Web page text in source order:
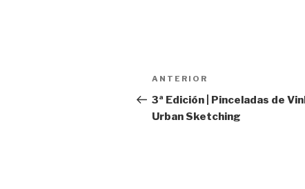
Navegación
de
entradas
Entrada
anterior:
ANTERIOR
3ª Edición | Pinceladas de
Urban Sketching